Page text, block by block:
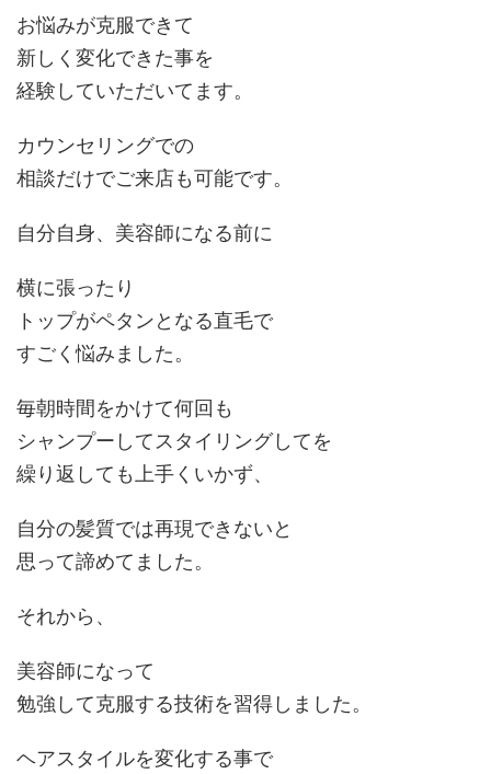
お悩みが克服できて
新しく変化できた事を
経験していただいてます。
カウンセリングでの
相談だけでご来店も可能です。
自分自身、美容師になる前に
横に張ったり
トップがペタンとなる直毛で
すごく悩みました。
毎朝時間をかけて何回も
シャンプーしてスタイリングしてを
繰り返しても上手くいかず、
自分の髪質では再現できないと
思って諦めてました。
それから、
美容師になって
勉強して克服する技術を習得しました。
ヘアスタイルを変化する事で